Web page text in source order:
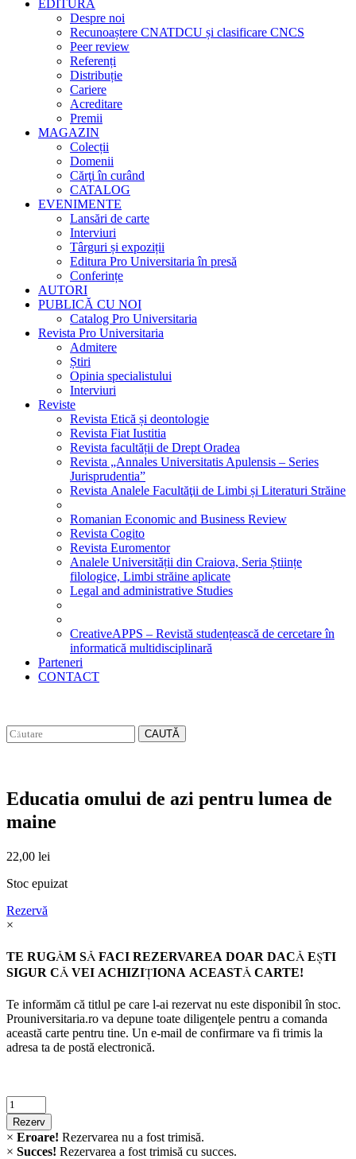
EDITURA
Despre noi
Recunoaștere CNATDCU și clasificare CNCS
Peer review
Referenți
Distribuție
Cariere
Acreditare
Premii
MAGAZIN
Colecții
Domenii
Cărţi în curând
CATALOG
EVENIMENTE
Lansări de carte
Interviuri
Târguri și expoziții
Editura Pro Universitaria în presă
Conferințe
AUTORI
PUBLICĂ CU NOI
Catalog Pro Universitaria
Revista Pro Universitaria
Admitere
Știri
Opinia specialistului
Interviuri
Reviste
Revista Etică și deontologie
Revista Fiat Iustitia
Revista facultății de Drept Oradea
Revista „Annales Universitatis Apulensis – Series
Jurisprudentia”
Revista Analele Facultăţii de Limbi și Literaturi Străine
Romanian Economic and Business Review
Revista Cogito
Revista Euromentor
Analele Universității din Craiova, Seria Științe
filologice, Limbi străine aplicate
Legal and administrative Studies
CreativeAPPS – Revistă studențească de cercetare în
informatică multidisciplinară
Parteneri
CONTACT
CAUTĂ
Educatia omului de azi pentru lumea de
maine
22,00 lei
Stoc epuizat
Rezervă
×
TE RUGĂM SĂ FACI REZERVAREA DOAR DACĂ EŞTI
SIGUR CĂ VEI ACHIZIŢIONA ACEASTĂ CARTE!
Te informăm că titlul pe care l-ai rezervat nu este disponibil în stoc.
Prouniversitaria.ro va depune toate diligenţele pentru a comanda
această carte pentru tine. Un e-mail de confirmare va fi trimis la
adresa ta de postă electronică.
Criminalistica
quantity
Rezerv
× Eroare! Rezervarea nu a fost trimisă.
× Succes! Rezervarea a fost trimisă cu succes.